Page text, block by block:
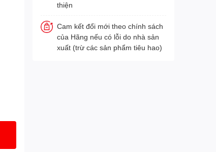
thiện
Cam kết đổi mới theo chính sách
của Hãng nếu có lỗi do nhà sản
xuất (trừ các sản phẩm tiêu hao)